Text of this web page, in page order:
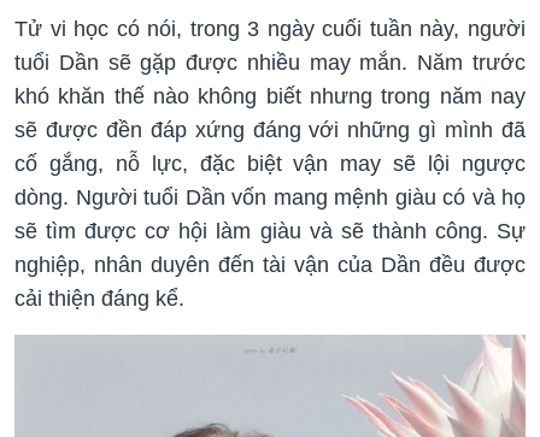
Tử vi học có nói, trong 3 ngày cuối tuần này, người
tuổi Dần sẽ gặp được nhiều may mắn. Năm trước
khó khăn thế nào không biết nhưng trong năm nay
sẽ được đền đáp xứng đáng với những gì mình đã
cố gắng, nỗ lực, đặc biệt vận may sẽ lội ngược
dòng. Người tuổi Dần vốn mang mệnh giàu có và họ
sẽ tìm được cơ hội làm giàu và sẽ thành công. Sự
nghiệp, nhân duyên đến tài vận của Dần đều được
cải thiện đáng kể.